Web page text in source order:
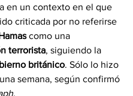
en un contexto en el que
criticada por no referirse
como una
terrorista, siguiendo la
británico. Sólo lo hizo
semana, según confirmó
.